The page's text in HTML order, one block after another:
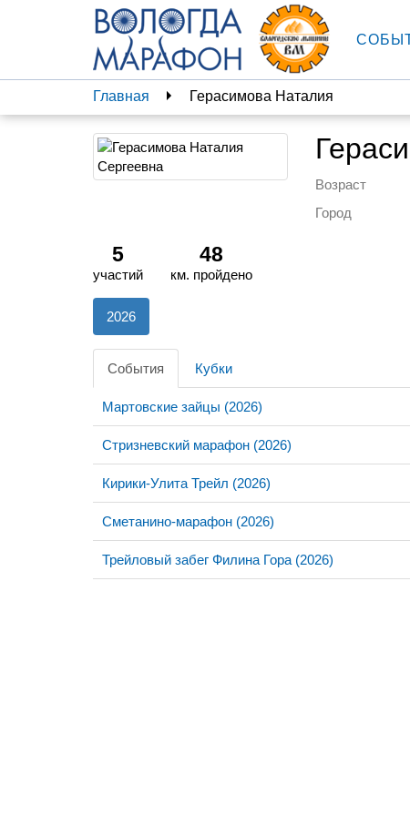
Главная Герасимова Наталия
Возраст
Город
5
участий
48
км. пройдено
2026
События Кубки
Мартовские зайцы (2026)
Стризневский марафон (2026)
Кирики-Улита Трейл (2026)
Сметанино-марафон (2026)
Трейловый забег Филина Гора (2026)